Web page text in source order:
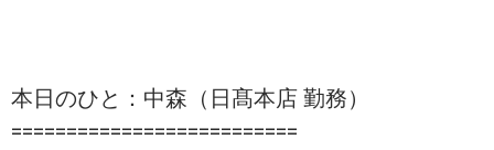
本日のひと：中森（日髙本店 勤務）
==========================